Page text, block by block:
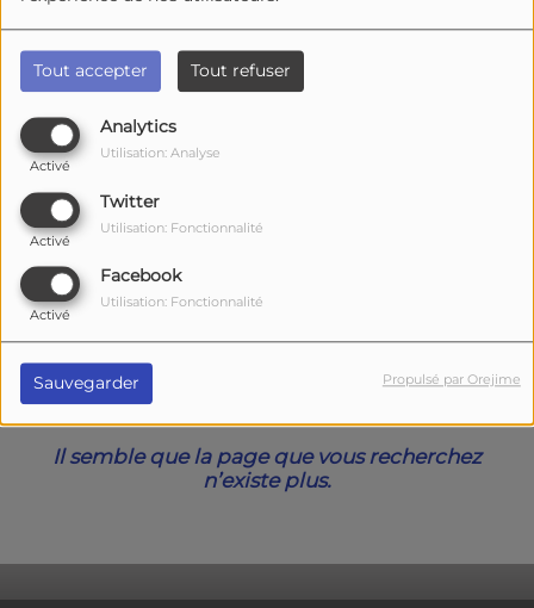
Tout accepter Tout refuser
Analytics
Activé
Utilisation: Analyse
Twitter
Activé
Utilisation: Fonctionnalité
Facebook
Activé
Utilisation: Fonctionnalité
Sauvegarder Propulsé par Orejime
Oups, vous avez
rencontré une erreur.
Il semble que la page que vous recherchez
n’existe plus.